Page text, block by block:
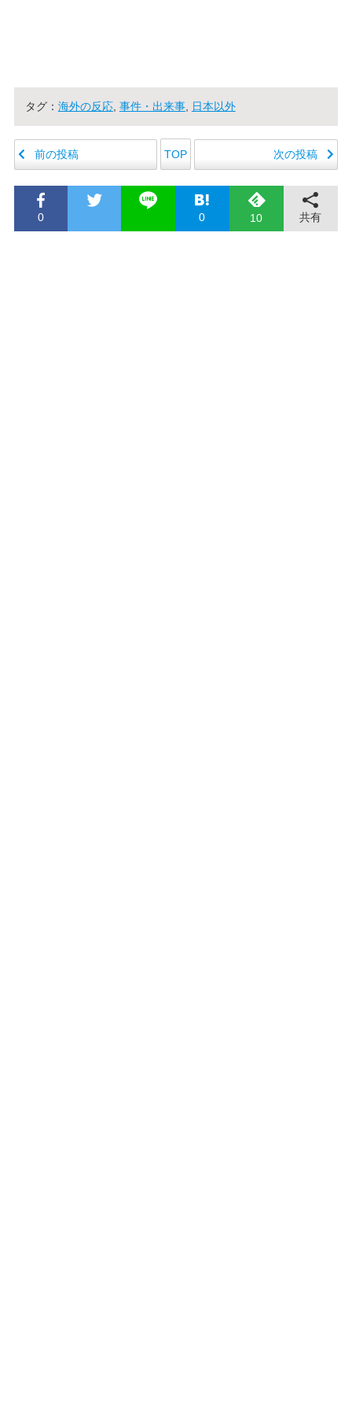
タグ： 海外の反応, 事件・出来事, 日本以外
前の投稿 TOP 次の投稿
0 0 10 共有